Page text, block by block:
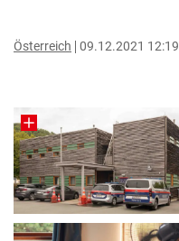
Österreich 09.12.2021 12:19